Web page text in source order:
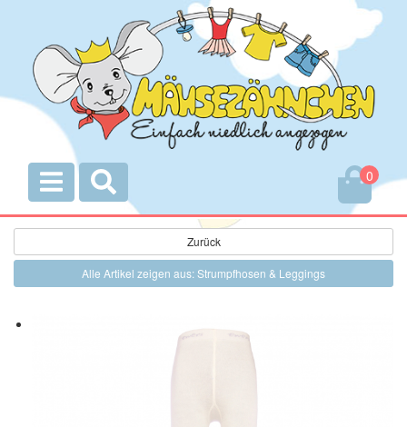
0
Zurück
Alle Artikel zeigen aus: Strumpfhosen & Leggings